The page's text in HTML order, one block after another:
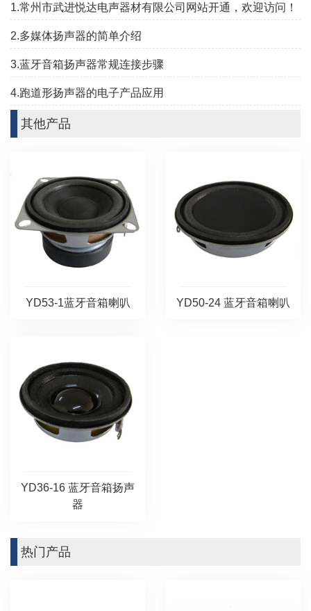
1.常州市武进悦达电声器材有限公司网站开通，欢迎访问！
2.多媒体扬声器的简单介绍
3.蓝牙音箱扬声器常规连接步骤
4.跑道形扬声器的电子产品应用
其他产品
YD53-1蓝牙音箱喇叭 YD50-24 蓝牙音箱喇叭
YD36-16 蓝牙音箱扬声
器
热门产品